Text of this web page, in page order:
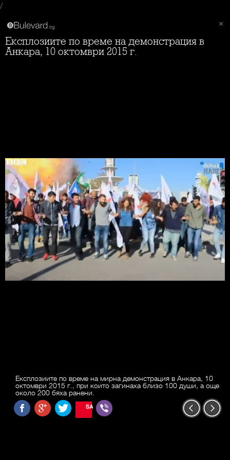
/
Експлозиите по време на демонстрация в
Анкара, 10 октомври 2015 г.
Експлозиите по време на мирна демонстрация в Анкара, 10
октомври 2015 г., при които загинаха близо 100 души, а още
около 200 бяха ранени.
SAVE